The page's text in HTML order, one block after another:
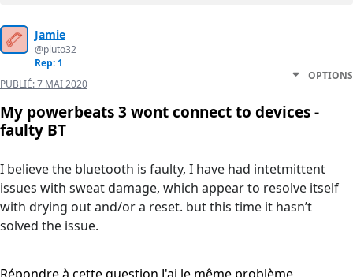
Jamie
@pluto32
Rep: 1
PUBLIÉ:7 MAI 2020
OPTIONS
My powerbeats 3 wont connect to devices -
faulty BT
I believe the bluetooth is faulty, I have had intetmittent
issues with sweat damage, which appear to resolve itself
with drying out and/or a reset. but this time it hasn’t
solved the issue.